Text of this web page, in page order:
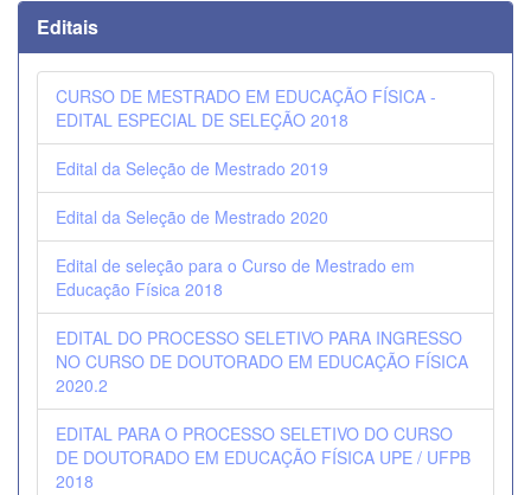
Editais
CURSO DE MESTRADO EM EDUCAÇÃO FÍSICA -
EDITAL ESPECIAL DE SELEÇÃO 2018
Edital da Seleção de Mestrado 2019
Edital da Seleção de Mestrado 2020
Edital de seleção para o Curso de Mestrado em
Educação Física 2018
EDITAL DO PROCESSO SELETIVO PARA INGRESSO
NO CURSO DE DOUTORADO EM EDUCAÇÃO FÍSICA
2020.2
EDITAL PARA O PROCESSO SELETIVO DO CURSO
DE DOUTORADO EM EDUCAÇÃO FÍSICA UPE / UFPB
2018